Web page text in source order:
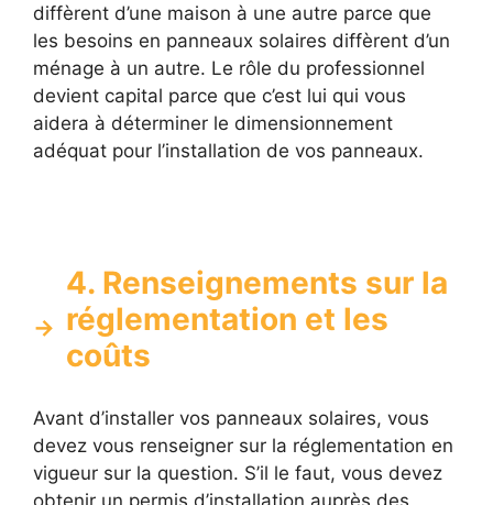
diffèrent d’une maison à une autre parce que
les besoins en panneaux solaires diffèrent d’un
ménage à un autre. Le rôle du professionnel
devient capital parce que c’est lui qui vous
aidera à déterminer le dimensionnement
adéquat pour l’installation de vos panneaux.
4. Renseignements sur la
réglementation et les
coûts
Avant d’installer vos panneaux solaires, vous
devez vous renseigner sur la réglementation en
vigueur sur la question. S’il le faut, vous devez